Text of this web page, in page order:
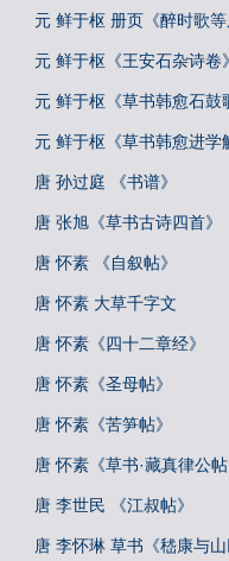
元 鲜于枢 册页《醉时歌等
元 鲜于枢《王安石杂诗卷》
元 鲜于枢《草书韩愈石鼓
元 鲜于枢《草书韩愈进学
唐 孙过庭 《书谱》
唐 张旭《草书古诗四首》
唐 怀素 《自叙帖》
唐 怀素 大草千字文
唐 怀素《四十二章经》
唐 怀素《圣母帖》
唐 怀素《苦笋帖》
唐 怀素《草书·藏真律公帖
唐 李世民 《江叔帖》
唐 李怀琳 草书《嵇康与山